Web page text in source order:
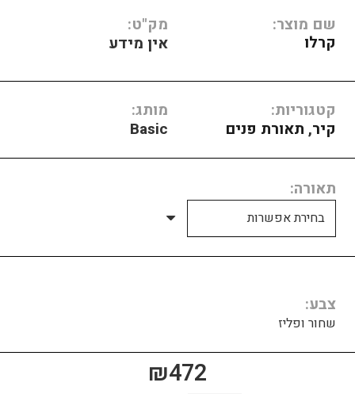
שם מוצר:
קרלו
מק"ט:
אין מידע
קטגוריות:
קיר, תאורת פנים
מותג:
Basic
תאורה
צבע
שחור ופליז
₪472